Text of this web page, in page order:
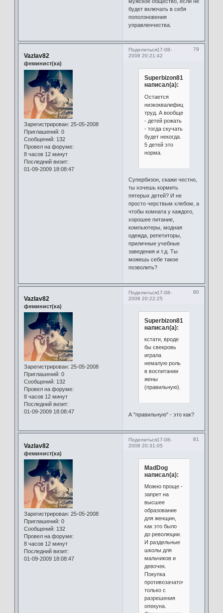
будет включать в себя
поползновения
управленчества.
Поделиться 79
17-08-
2008 20:21:42
Vazlav82
феминист(ка)
Зарегистрирован: 25-05-2008
Приглашений: 0
Сообщений: 132
Провел на форуме:
8 часов 12 минут
Последний визит:
01-09-2009 18:08:47
Superbizon81
написал(а):
Остается
низкоквалифицированный
труд. А вообще
- детей рожать
- тогда скучать
будет некогда.
5 детей это
норма.
Супербизон, скажи честно,
ты хочешь кормить
пятерых детей? И не
просто черствым хлебом, а
чтобы комната у каждого,
хорошее питание,
компьютеры, модная
одежда, репетиторы,
приличные учебные
заведения и т.д. Ты
можешь себе такое
позволить?
Поделиться 80
17-08-
2008 20:22:25
Vazlav82
феминист(ка)
Зарегистрирован: 25-05-2008
Приглашений: 0
Сообщений: 132
Провел на форуме:
8 часов 12 минут
Последний визит:
01-09-2009 18:08:47
Superbizon81
написал(а):
кстати, вроде
бы свекровь
играла
немалую роль
в воспитании
жены
(правильную).
А "правильную" - это как?
Поделиться 81
17-08-
2008 20:31:05
Vazlav82
феминист(ка)
Зарегистрирован: 25-05-2008
Приглашений: 0
Сообщений: 132
Провел на форуме:
8 часов 12 минут
Последний визит:
01-09-2009 18:08:47
MadDog
написал(а):
Можно проще -
запрет на
высшее
образование
для женщин,
как это было
до революции.
И раздельные
школы для
мальчиков и
девочек.
Покупка
противозачаточных
только с
разрешения
опекуна.